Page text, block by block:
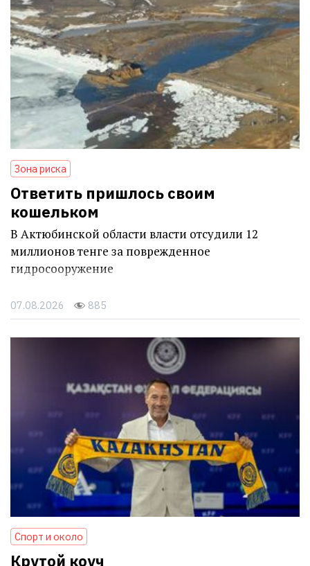
Зона риска
Ответить пришлось своим
кошельком
В Актюбинской области власти отсудили 12
миллионов тенге за поврежденное
гидросооружение
07.08.2026 885
Спорт и около
Крутой коуч